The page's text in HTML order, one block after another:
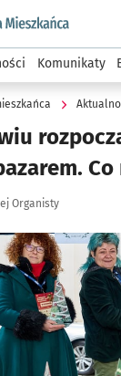
wroclaw.pl
Komunikaty
Organisty
galerię